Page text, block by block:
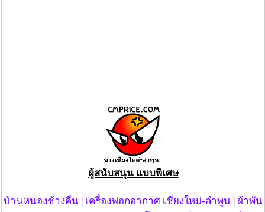
ผู้สนับสนุน แบบพิเศษ
บ้านหนองช้างคืน | เครื่องฟอกอากาศ เชียงใหม่-ลำพูน | ผ้าพัน